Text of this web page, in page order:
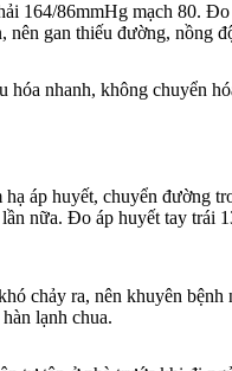
164/86mmHg mạch 80.
gan thiếu đường, nồng
nhanh, không chuyển
hạ áp huyết, chuyển đường
nữa. Đo áp huyết tay
chảy ra, nên khuyên
lạnh chua.